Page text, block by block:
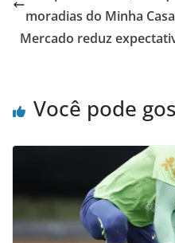
moradias do Minha
Mercado reduz
Você pode